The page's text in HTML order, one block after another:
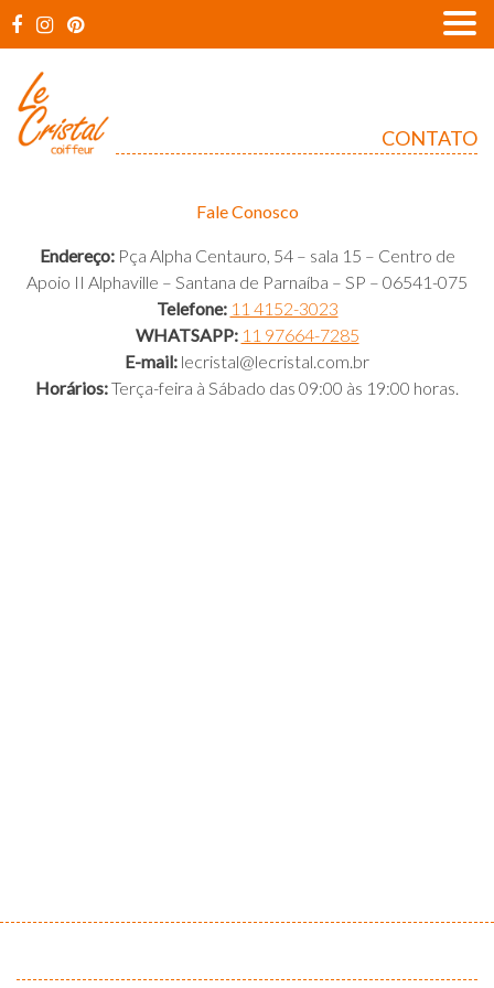
Skip
Le
Cristal
Coiffeur
CONTATO
Fale Conosco
Endereço:Pça Alpha Centauro, 54 – sala 15 – Centro de
Apoio II Alphaville – Santana de Parnaíba – SP – 06541-075
Telefone: 11 4152-3023
WHATSAPP: 11 97664-7285
E-mail: lecristal@lecristal.com.br
Horários:Terça-feira à Sábado das 09:00 às 19:00 horas.